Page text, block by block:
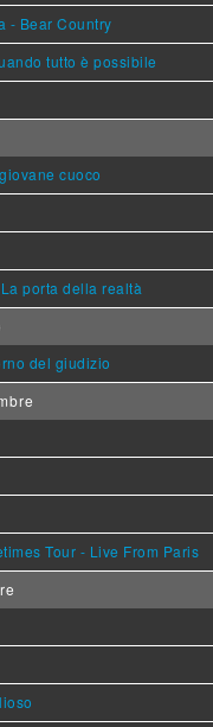
- Bear Country
tutto è possibile
cuoco
porta della realtà
del giudizio
Tour - Live From Paris